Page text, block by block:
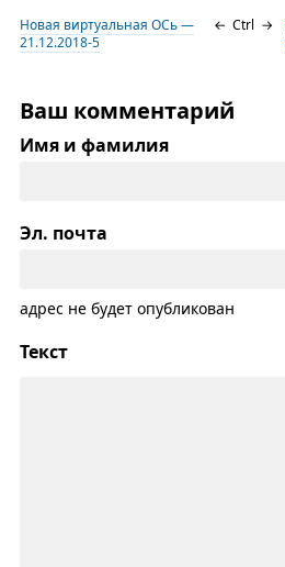
Новая виртуальная ОСь —
21.12.2018-5
← Ctrl →
Ваш комментарий
Имя и фамилия
Эл. почта
адрес не будет опубликован
Текст